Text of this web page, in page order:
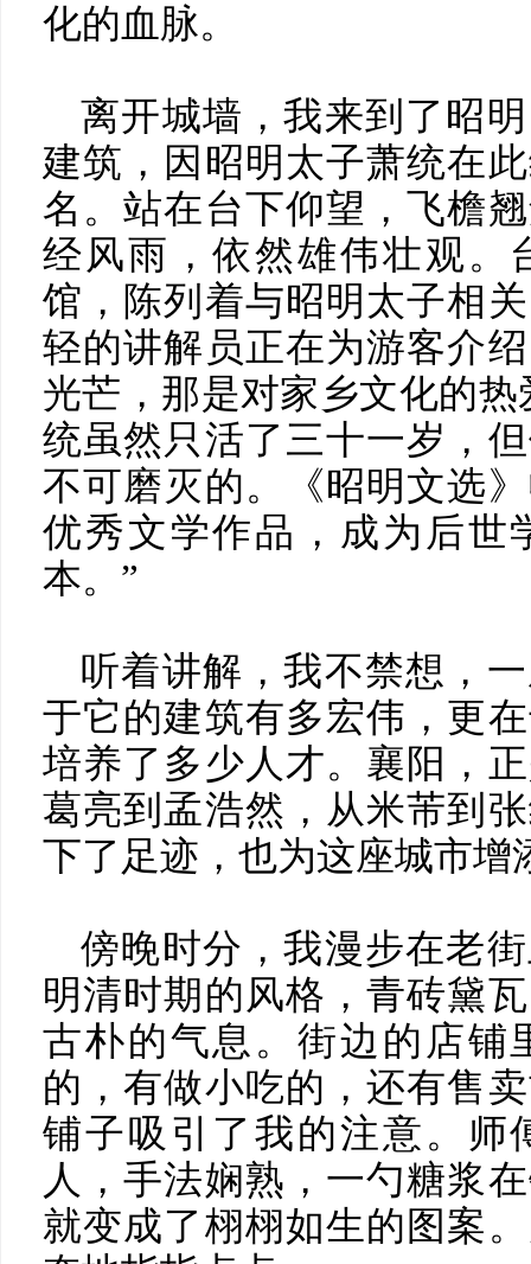
化的血脉。
离开城墙，我来到了昭
建筑，因昭明太子萧统在
名。站在台下仰望，飞檐
经风雨，依然雄伟壮观。
馆，陈列着与昭明太子相
轻的讲解员正在为游客介
光芒，那是对家乡文化的
统虽然只活了三十一岁，
不可磨灭的。《昭明文选
优秀文学作品，成为后世
本。”
听着讲解，我不禁想，
于它的建筑有多宏伟，更
培养了多少人才。襄阳，
葛亮到孟浩然，从米芾到
下了足迹，也为这座城市增
傍晚时分，我漫步在老
明清时期的风格，青砖黛
古朴的气息。街边的店铺
的，有做小吃的，还有售
铺子吸引了我的注意。师
人，手法娴熟，一勺糖浆
就变成了栩栩如生的图案